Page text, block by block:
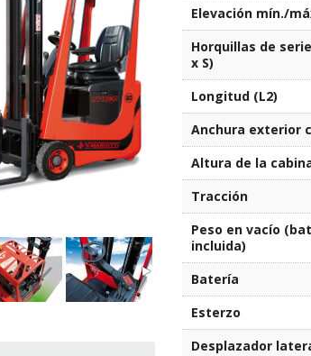
Elevación mín./
Horquillas de
x S)
Longitud (L2)
Anchura exterior
Altura de la
Tracción
Peso en vacío
incluida)
Batería
Esterzo
Desplazador